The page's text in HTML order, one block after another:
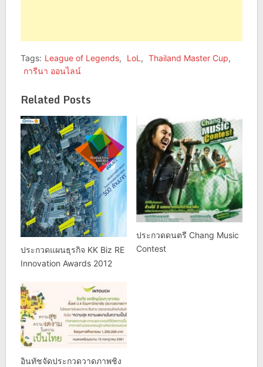
Tags: League of Legends, LoL , Thailand Master Cup,
การีนา ออนไลน์
Related Posts
ประกวดแผนธุรกิจ KK Biz RE
Innovation Awards 2012
ประกวดดนตรี Chang Music
Contest
อินทัชจัดประกวดวาดภาพชิง